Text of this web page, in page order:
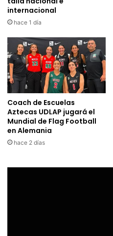
internacional
hace 1 día
Coach de Escuelas
Aztecas UDLAP jugará el
Mundial de Flag Football
en Alemania
hace 2 días